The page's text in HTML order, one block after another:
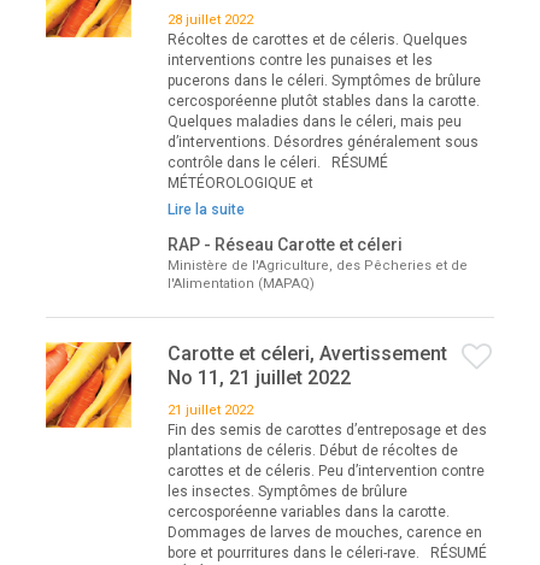
28 juillet 2022
Récoltes de carottes et de céleris. Quelques
interventions contre les punaises et les
pucerons dans le céleri. Symptômes de brûlure
cercosporéenne plutôt stables dans la carotte.
Quelques maladies dans le céleri, mais peu
d’interventions. Désordres généralement sous
contrôle dans le céleri. RÉSUMÉ
MÉTÉOROLOGIQUE et
Lire la suite
RAP - Réseau Carotte et céleri
Ministère de l'Agriculture, des Pêcheries et de
l'Alimentation (MAPAQ)
Carotte et céleri, Avertissement
No 11, 21 juillet 2022
21 juillet 2022
Fin des semis de carottes d’entreposage et des
plantations de céleris. Début de récoltes de
carottes et de céleris. Peu d’intervention contre
les insectes. Symptômes de brûlure
cercosporéenne variables dans la carotte.
Dommages de larves de mouches, carence en
bore et pourritures dans le céleri-rave. RÉSUMÉ